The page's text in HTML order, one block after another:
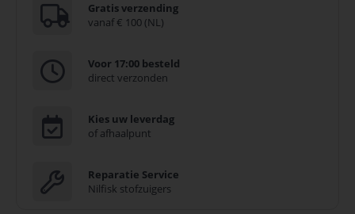
Gratis verzending
vanaf € 100 (NL)
Voor 17:00 besteld
direct verzonden
Kies uw leverdag
of afhaalpunt
Reparatie Service
Nilfisk stofzuigers